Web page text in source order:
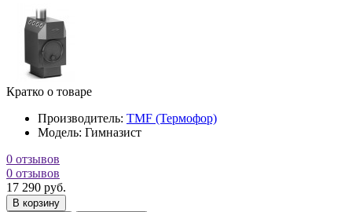
Кратко о товаре
Производитель: TMF (Термофор)
Модель: Гимназист
0 отзывов
0 отзывов
17 290 руб.
В корзину